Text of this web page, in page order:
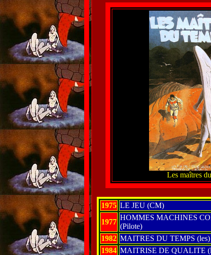
Les maîtres
1975 LE JEU (CM)
1977
HOMMES MACHINES
(Pilote)
1982 MAITRES DU TEMPS (les)
1984 MAITRISE DE QUALITE